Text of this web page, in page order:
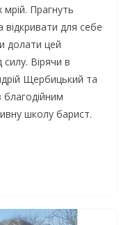
мрій. Прагнуть
відкривати для себе
долати цей
Вірячи в
Щербицький та
благодійним
школу барист.